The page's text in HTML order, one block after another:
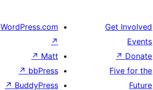
Get Involved
Events
Donate
↗
Five for the
Future
WordPress.com
↗
Matt
↗
bbPress
↗
BuddyPress
↗